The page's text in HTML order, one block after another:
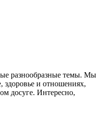
разнообразные темы. Мы
здоровье и отношениях,
досуге. Интересно,